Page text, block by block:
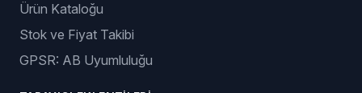
Ürün Kataloğu
Stok ve Fiyat Takibi
GPSR: AB Uyumluluğu